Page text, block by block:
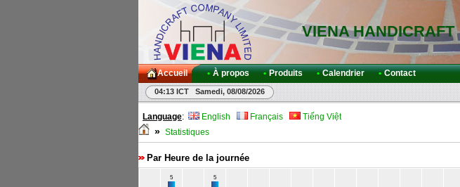
VIENA HANDICRAFT
Accueil • À propos • Produits • Calendrier • Contact
04:13 ICT Samedi, 08/08/2026
Language: English Français Tiếng Việt
» Statistiques
Par Heure de la journée
5 5